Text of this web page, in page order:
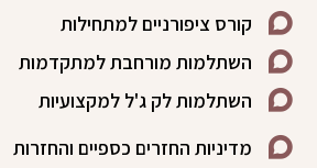
קורס ציפורניים למתחילות
השתלמות מורחבת למתקדמות
השתלמות לק ג'ל למקצועיות
מדיניות החזרים כספיים והחזרות